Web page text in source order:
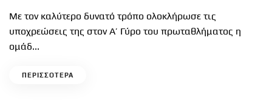
Με τον καλύτερο δυνατό τρόπο ολοκλήρωσε τις
υποχρεώσεις της στον Α’ Γύρο του πρωταθλήματος η
ομάδ...
ΠΕΡΙΣΣΟΤΕΡΑ